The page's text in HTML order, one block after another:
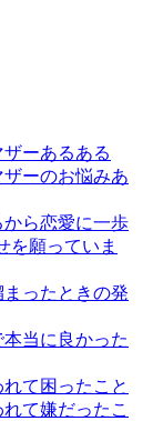
ーあるある
ーのお悩みあ
から恋愛に一歩
を願っていま
まったときの発
本当に良かった
て困ったこと
て嫌だったこ